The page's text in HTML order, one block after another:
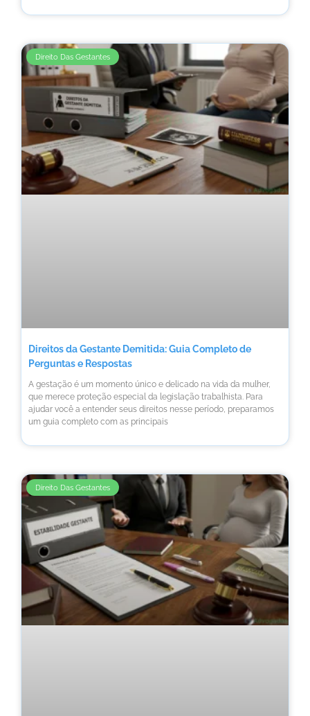
Direito Das Gestantes
Direitos da Gestante Demitida: Guia Completo de
Perguntas e Respostas
A gestação é um momento único e delicado na vida da mulher,
que merece proteção especial da legislação trabalhista. Para
ajudar você a entender seus direitos nesse período, preparamos
um guia completo com as principais
Direito Das Gestantes